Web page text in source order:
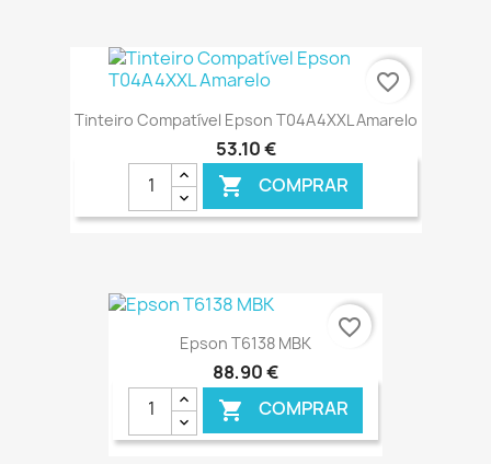
Tinteiro Compatível Epson T04A4XXL Amarelo
53,10 €
 COMPRAR
favorite_border
Epson T6138 MBK
88,90 €
 COMPRAR
favorite_border